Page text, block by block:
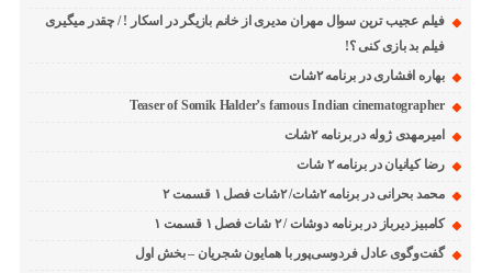
فیلم عجیب ترین سوال مهران مدیری از خانم بازیگر در اسکار ! / چقدر میگیری
فیلم بد بازی کنی ؟!
بهاره افشاری در برنامه ۲شات
Teaser of Somik Halder’s famous Indian cinematographer
امیرمهدی ژوله در برنامه ۲شات
رضا کیانیان در برنامه ۲ شات
محمد بحرانی در برنامه ۲شات/ ۲شات فصل ۱ قسمت ۲
کامبیز دیرباز در برنامه دوشات / ۲ شات فصل ۱ قسمت ۱
گفت‌وگوی عادل فردوسی‌پور با همایون شجریان – بخش اول